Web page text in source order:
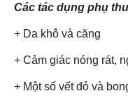
Các tác dụng phụ
+ Da khô và căng
+ Cảm giác nóng rát,
+ Một số vết đỏ và